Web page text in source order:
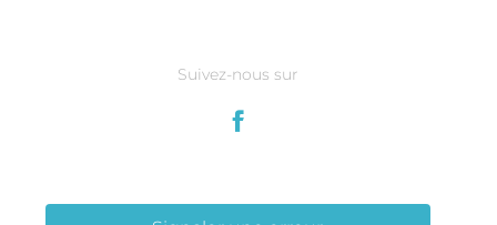
Suivez-nous sur